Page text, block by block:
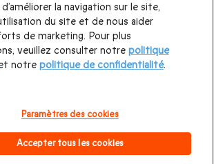
|Simulateur de chute libre |
parapente|Vol en montgolfière
|Saut à l'élastique|Week end
|Montgolfiere Saumur
|
la navigation sur le site,
du site et de nous aider
de marketing. Pour plus
veuillez consulter notre politique
notre politique de confidentialité.
Paramètres des cookies
Accepter tous les cookies